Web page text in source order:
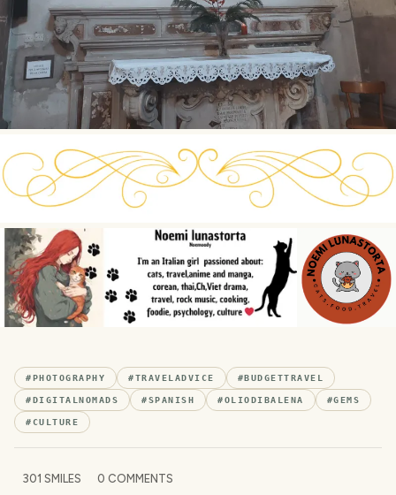
#PHOTOGRAPHY #TRAVELADVICE #BUDGETTRAVEL
#DIGITALNOMADS #SPANISH #OLIODIBALENA #GEMS
#CULTURE
301 SMILES 0 COMMENTS